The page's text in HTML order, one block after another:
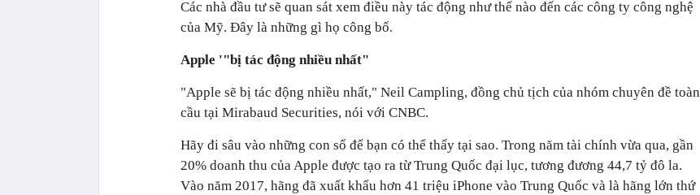
Các nhà đầu tư sẽ quan sát xem điều này tác động như thế nào đến các công ty công nghệ
của Mỹ. Đây là những gì họ công bố.
Apple '"bị tác động nhiều nhất"
"Apple sẽ bị tác động nhiều nhất," Neil Campling, đồng chủ tịch của nhóm chuyên đề toàn
cầu tại Mirabaud Securities, nói với CNBC.
Hãy đi sâu vào những con số để bạn có thể thấy tại sao. Trong năm tài chính vừa qua, gần
20% doanh thu của Apple được tạo ra từ Trung Quốc đại lục, tương đương 44,7 tỷ đô la.
Vào năm 2017, hãng đã xuất khẩu hơn 41 triệu iPhone vào Trung Quốc và là hãng lớn thứ